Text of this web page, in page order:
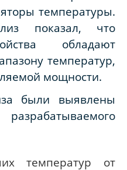
температуры.
показал, что
обладают
температур,
мощности.
были выявлены
температур от